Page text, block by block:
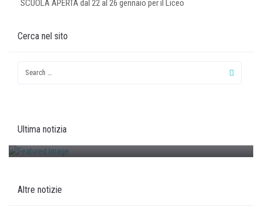
Cerca nel sito
Ultima notizia
MENZIONE DI MERITO
Altre notizie